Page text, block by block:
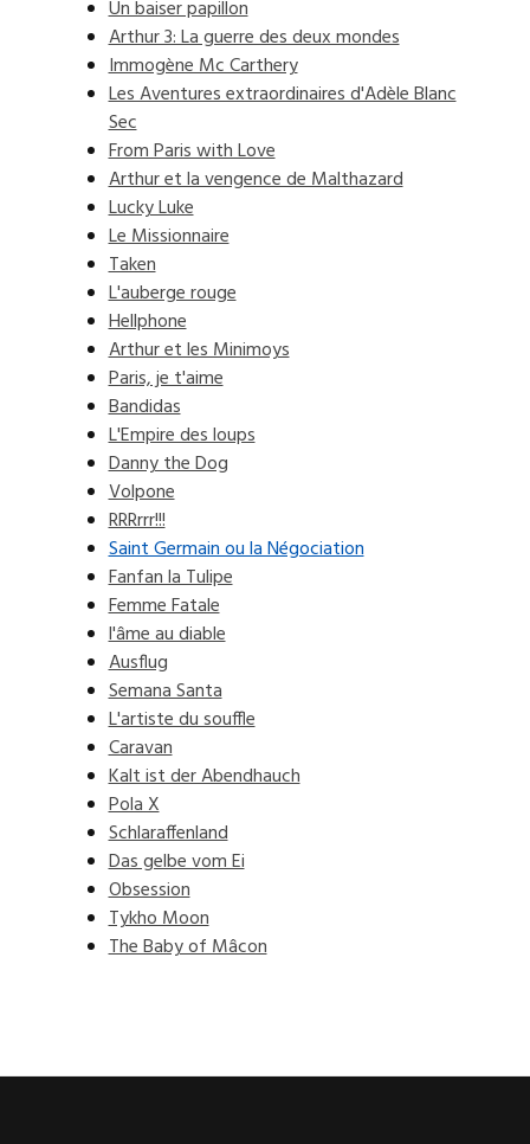
Un baiser papillon
Arthur 3: La guerre des deux mondes
Immogène Mc Carthery
Les Aventures extraordinaires d'Adèle Blanc
Sec
From Paris with Love
Arthur et la vengence de Malthazard
Lucky Luke
Le Missionnaire
Taken
L'auberge rouge
Hellphone
Arthur et les Minimoys
Paris, je t'aime
Bandidas
L'Empire des loups
Danny the Dog
Volpone
RRRrrr!!!
Saint Germain ou la Négociation
Fanfan la Tulipe
Femme Fatale
l'âme au diable
Ausflug
Semana Santa
L'artiste du souffle
Caravan
Kalt ist der Abendhauch
Pola X
Schlaraffenland
Das gelbe vom Ei
Obsession
Tykho Moon
The Baby of Mâcon